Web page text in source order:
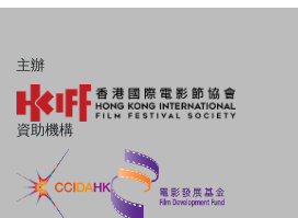
主辦
資助機構